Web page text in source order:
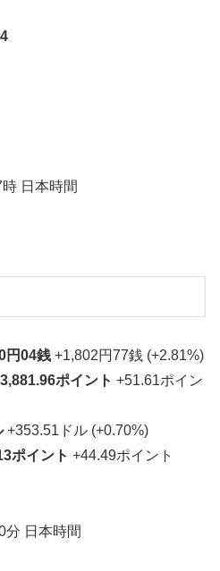
日本時間
円04銭 +1,802円77銭 (+2.81%)
3,881.96ポイント +51.61ポイン
+353.51ドル (+0.70%)
ポイント +44.49ポイント
分 日本時間